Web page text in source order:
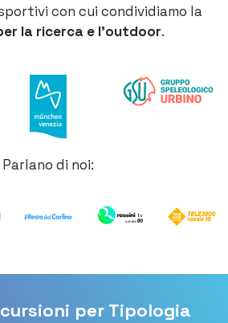
con cui condividiamo la
la ricerca e l’outdoor.
Parlano di noi:
per Tipologia